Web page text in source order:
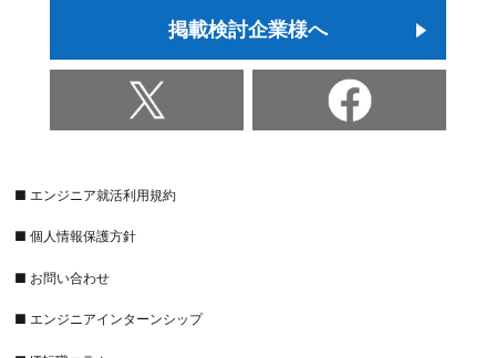
掲載検討企業様へ
■ エンジニア就活利用規約
■ 個人情報保護方針
■ お問い合わせ
■ エンジニアインターンシップ